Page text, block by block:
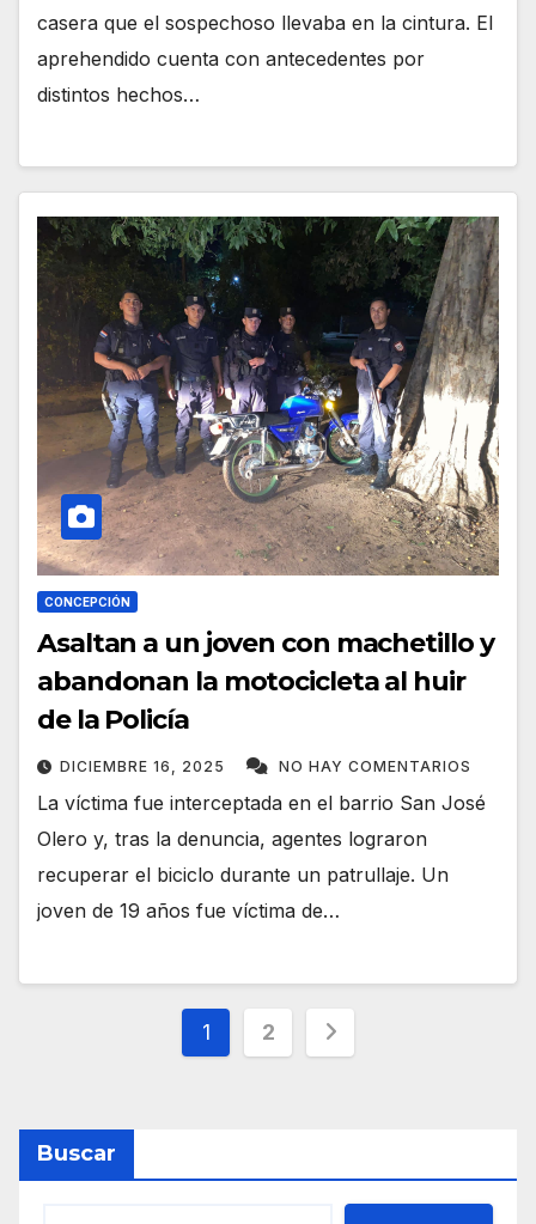
casera que el sospechoso llevaba en la cintura. El
aprehendido cuenta con antecedentes por
distintos hechos…
CONCEPCIÓN
Asaltan a un joven con machetillo y
abandonan la motocicleta al huir
de la Policía
DICIEMBRE 16, 2025 NO HAY COMENTARIOS
La víctima fue interceptada en el barrio San José
Olero y, tras la denuncia, agentes lograron
recuperar el biciclo durante un patrullaje. Un
joven de 19 años fue víctima de…
Paginación
1 2
Buscar